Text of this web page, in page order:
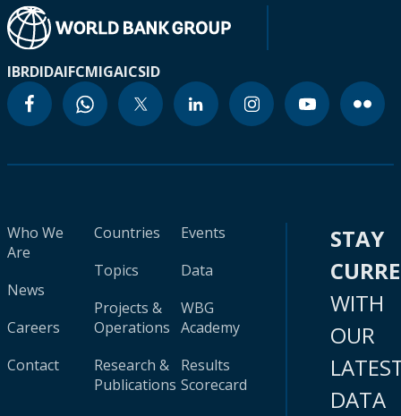
IBRDIDAIFCMIGAICSID
Who We
Are
News
Careers
Contact
Countries
Topics
Projects &
Operations
Research &
Publications
Events
Data
WBG
Academy
Results
Scorecard
STAY
WITH
OUR
DATA